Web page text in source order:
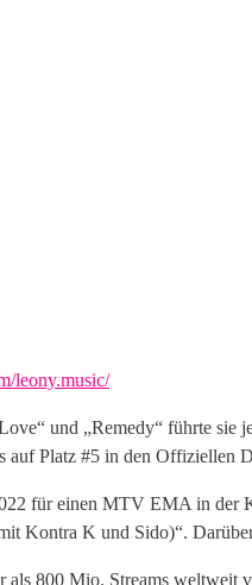
leony.music/
und „Remedy“ führte sie
auf Platz #5 in den Offiziellen
für einen MTV EMA in der
Kontra K und Sido)“. Darüber
als 800 Mio. Streams